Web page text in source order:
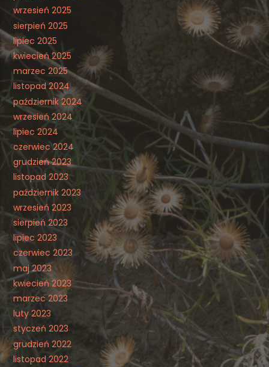
wrzesień 2025
sierpień 2025
lipiec 2025
kwiecień 2025
marzec 2025
listopad 2024
październik 2024
wrzesień 2024
lipiec 2024
czerwiec 2024
grudzień 2023
listopad 2023
październik 2023
wrzesień 2023
sierpień 2023
lipiec 2023
czerwiec 2023
maj 2023
kwiecień 2023
marzec 2023
luty 2023
styczeń 2023
grudzień 2022
listopad 2022